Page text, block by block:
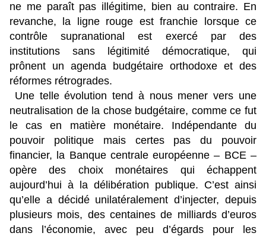
ne me paraît pas illégitime, bien au contraire. En
revanche, la ligne rouge est franchie lorsque ce
contrôle supranational est exercé par des
institutions sans légitimité démocratique, qui
prônent un agenda budgétaire orthodoxe et des
réformes rétrogrades.
Une telle évolution tend à nous mener vers une
neutralisation de la chose budgétaire, comme ce fut
le cas en matière monétaire. Indépendante du
pouvoir politique mais certes pas du pouvoir
financier, la Banque centrale européenne – BCE –
opère des choix monétaires qui échappent
aujourd’hui à la délibération publique. C’est ainsi
qu’elle a décidé unilatéralement d’injecter, depuis
plusieurs mois, des centaines de milliards d’euros
dans l’économie, avec peu d’égards pour les